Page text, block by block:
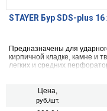
STAYER Бур SDS-plus
Предназначены для
кирпичной кладке, камне и
легких и средних
Цена,
руб./шт.